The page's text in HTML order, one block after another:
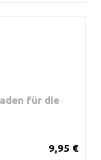
für die
9,95 €